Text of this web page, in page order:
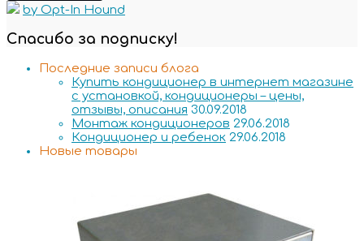
by Opt-In Hound
Спасибо за подписку!
Последние записи блога
Купить кондиционер в интернет магазине
с установкой, кондиционеры – цены,
отзывы, описания 30.09.2018
Монтаж кондиционеров 29.06.2018
Кондиционер и ребенок 29.06.2018
Новые товары